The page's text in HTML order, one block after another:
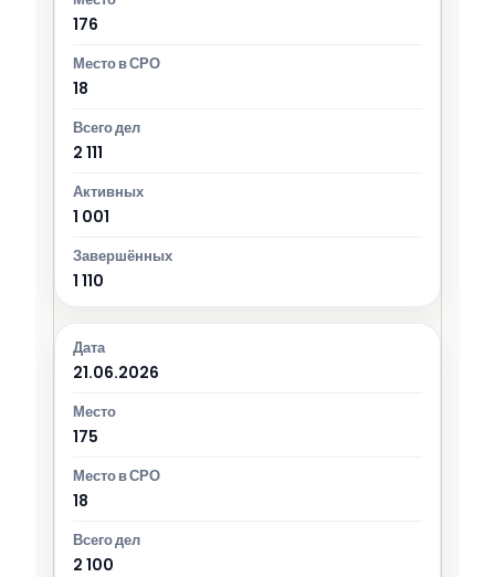
176
18
2 111
1 001
1 110
21.06.2026
175
18
2 100